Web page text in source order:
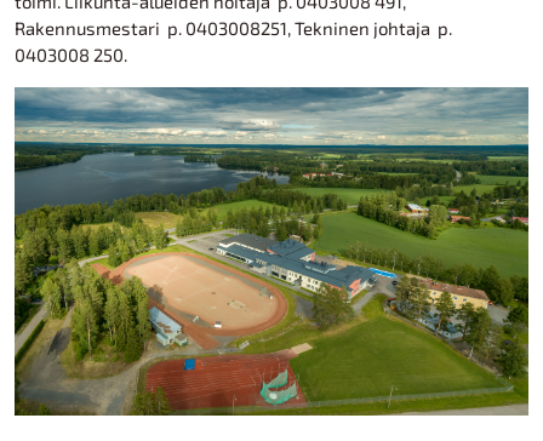
Rakennusmestari p. 0403008251, Tekninen johtaja p.
0403008 250.